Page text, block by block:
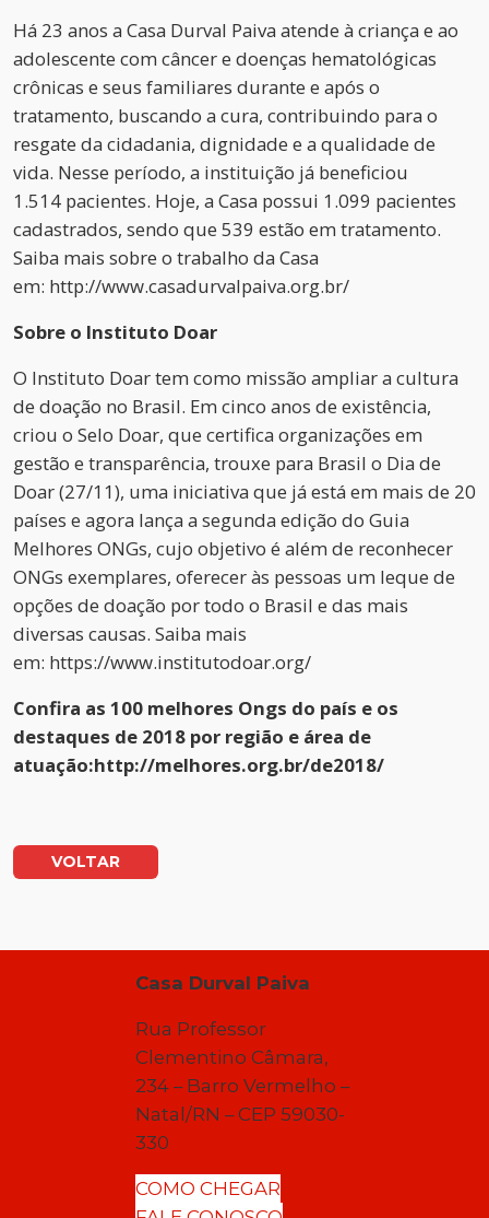
Há 23 anos a Casa Durval Paiva atende à criança e ao
adolescente com câncer e doenças hematológicas
crônicas e seus familiares durante e após o
tratamento, buscando a cura, contribuindo para o
resgate da cidadania, dignidade e a qualidade de
vida. Nesse período, a instituição já beneficiou
1.514 pacientes. Hoje, a Casa possui 1.099 pacientes
cadastrados, sendo que 539 estão em tratamento.
Saiba mais sobre o trabalho da Casa
em: http://www.casadurvalpaiva.org.br/
Sobre o Instituto Doar
O Instituto Doar tem como missão ampliar a cultura
de doação no Brasil. Em cinco anos de existência,
criou o Selo Doar, que certifica organizações em
gestão e transparência, trouxe para Brasil o Dia de
Doar (27/11), uma iniciativa que já está em mais de 20
países e agora lança a segunda edição do Guia
Melhores ONGs, cujo objetivo é além de reconhecer
ONGs exemplares, oferecer às pessoas um leque de
opções de doação por todo o Brasil e das mais
diversas causas. Saiba mais
em: https://www.institutodoar.org/
Confira as 100 melhores Ongs do país e os
destaques de 2018 por região e área de
atuação:http://melhores.org.br/de2018/
VOLTAR
Casa Durval Paiva
Rua Professor
Clementino Câmara,
234 – Barro Vermelho –
Natal/RN – CEP 59030-
330
COMO CHEGAR